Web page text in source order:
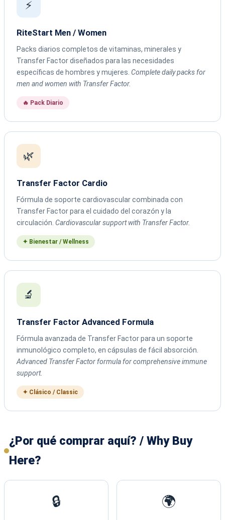
⚡
RiteStart Men / Women
Packs diarios completos de vitaminas, minerales y
Transfer Factor diseñados para las necesidades
específicas de hombres y mujeres. Complete daily packs for
men and women with Transfer Factor.
🔥 Pack Diario
🌿
Transfer Factor Cardio
Fórmula de soporte cardiovascular combinada con
Transfer Factor para el cuidado del corazón y la
circulación. Cardiovascular support with Transfer Factor.
✦ Bienestar / Wellness
🔬
Transfer Factor Advanced Formula
Fórmula avanzada de Transfer Factor para un soporte
inmunológico completo, en cápsulas de fácil absorción.
Advanced Transfer Factor formula for comprehensive immune
support.
✦ Clásico / Classic
¿Por qué comprar aquí? / Why Buy
Here?
🔒 🌍